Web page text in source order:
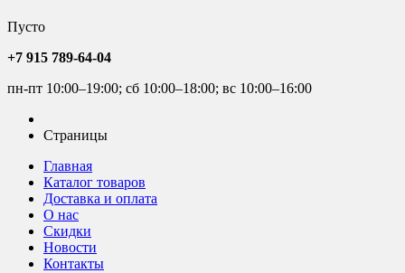
Пусто
+7 915 789-64-04
пн-пт 10:00–19:00; сб 10:00–18:00; вс 10:00–16:00
Страницы
Главная
Каталог товаров
Доставка и оплата
О нас
Скидки
Новости
Контакты